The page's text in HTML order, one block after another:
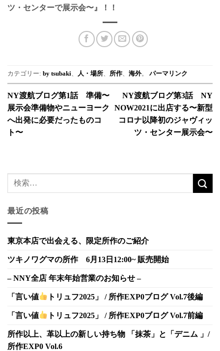
ツ・センターで展示会〜』！！
カテゴリー: by tsubaki、 人・場所、 所作、 海外。 パーマリンク
NY渡航ブログ第1話 準備〜
展示会準備物やニューヨーク
へ出発に必要だったものコ
ト〜
NY渡航ブログ第3話 NY
NOW2021に出店する〜新型
コロナ以降初のジャヴィッ
ツ・センター展示会〜
最近の投稿
東京本店で出会える、限定所作のご紹介
ツキノワグマの所作 6月13日12:00~ 販売開始
– NNY全店 年末年始営業のお知らせ –
「言い値 トリュフ2025」 / 所作EXP0ブログ Vol.7後編
「言い値 トリュフ2025」 / 所作EXP0ブログ Vol.7前編
所作以上、革以上の新しい持ち物 「抹茶」と「デニム 」/
所作EXP0 Vol.6